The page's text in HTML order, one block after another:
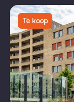
Te koop